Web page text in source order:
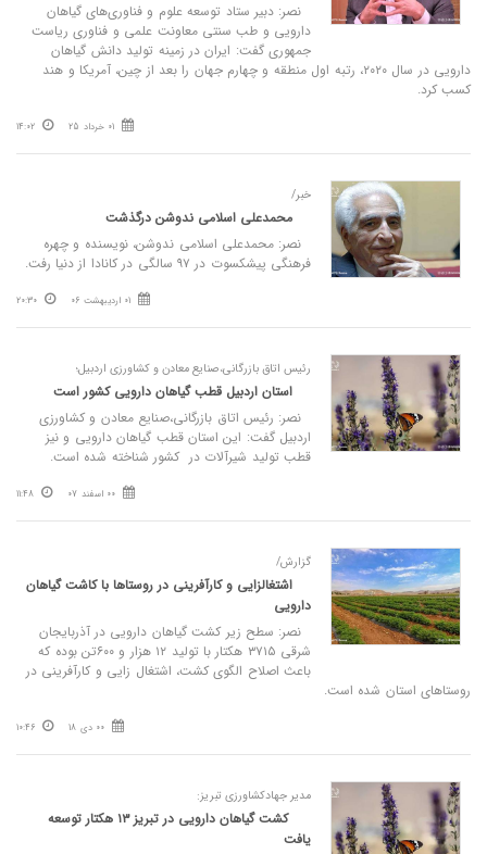
نصر: دبیر ستاد توسعه علوم و فناوری‌های گیاهان
دارویی و طب سنتی معاونت علمی و فناوری ریاست
جمهوری گفت: ایران در زمینه تولید دانش گیاهان
دارویی در سال ۲۰۲۰، رتبه اول منطقه و چهارم جهان را بعد از چین، آمریکا و هند
کسب کرد.
01 خرداد 25 14:02
خبر/
محمدعلی اسلامی ندوشن درگذشت
نصر: محمدعلی اسلامی ندوشن، نویسنده و چهره
فرهنگی پیشکسوت در ۹۷ سالگی در کانادا از دنیا رفت.
01 اردیبهشت 06 20:30
رئیس اتاق بازرگانی،صنایع معادن و کشاورزی اردبیل؛
استان اردبیل قطب گیاهان دارویی کشور است
نصر: رئیس اتاق بازرگانی،صنایع معادن و کشاورزی
اردبیل گفت: این استان قطب گیاهان دارویی و نیز
قطب تولید شیرآلات در کشور شناخته شده است.
00 اسفند 07 11:48
گزارش/
اشتغالزایی و کارآفرینی در روستاها با کاشت گیاهان
دارویی
نصر: سطح زیر کشت گیاهان دارویی در آذربایجان
شرقی ۳۷۱۵ هکتار با تولید ۱۲ هزار و ۶۰۰تن بوده که
باعث اصلاح الگوی کشت، اشتغال زایی و کارآفرینی در
روستاهای استان شده است.
00 دی 18 10:46
مدیر جهادکشاورزی تبریز:
کشت گیاهان دارویی در تبریز ۱۳ هکتار توسعه
یافت